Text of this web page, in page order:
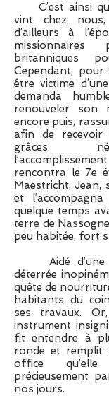
C’est ainsi
vint chez
d’ailleurs à
britanniques
Cependant,
être victime
demanda
renouveler son
encore puis,
afin de
grâces
rencontra le 7e
Maestricht, Jean,
et
quelque temps
terre de
peu habitée, fort
Aidé d’une
déterrée
quête de
habitants du
ses travaux.
instrument
fit entendre à
ronde et
office
précieusement
nos jours.